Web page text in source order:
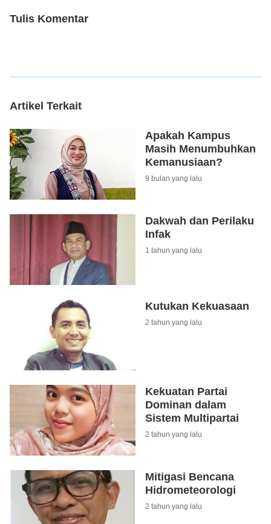
Tulis Komentar
Artikel Terkait
Apakah Kampus
Masih Menumbuhkan
Kemanusiaan?
9 bulan yang lalu
Dakwah dan Perilaku
Infak
1 tahun yang lalu
Kutukan Kekuasaan
2 tahun yang lalu
Kekuatan Partai
Dominan dalam
Sistem Multipartai
2 tahun yang lalu
Mitigasi Bencana
Hidrometeorologi
2 tahun yang lalu